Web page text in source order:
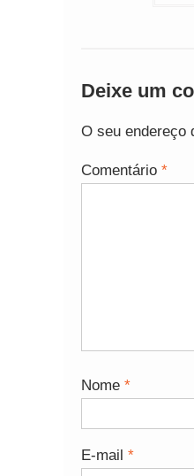
Deixe um
O seu endereço
Comentário *
Nome *
E-mail *